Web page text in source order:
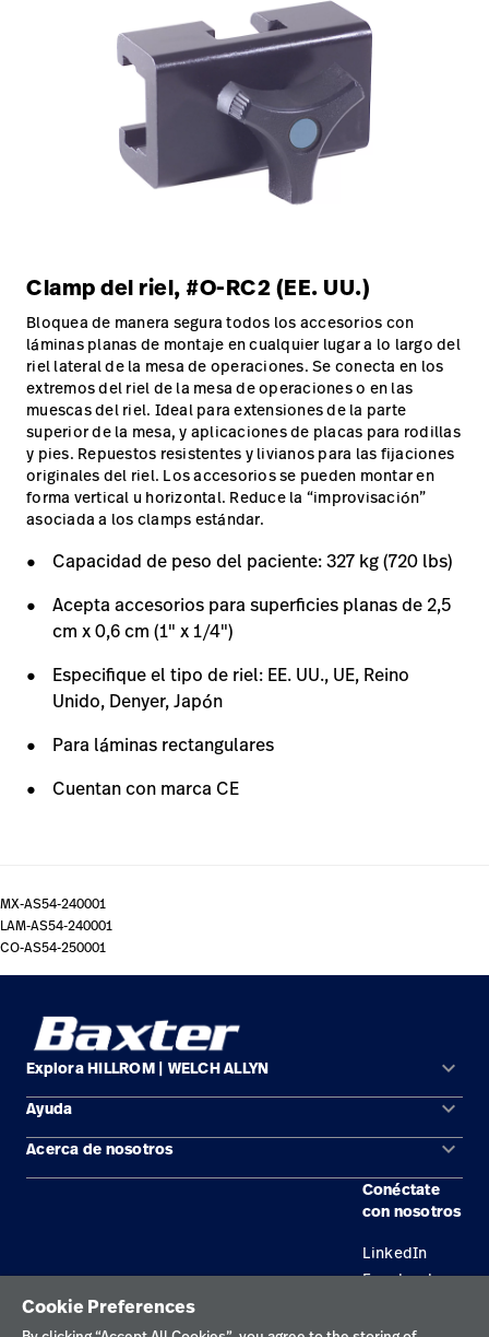
Clamp del riel, #O-RC2 (EE. UU.)
Bloquea de manera segura todos los accesorios con
láminas planas de montaje en cualquier lugar a lo largo del
riel lateral de la mesa de operaciones. Se conecta en los
extremos del riel de la mesa de operaciones o en las
muescas del riel. Ideal para extensiones de la parte
superior de la mesa, y aplicaciones de placas para rodillas
y pies. Repuestos resistentes y livianos para las fijaciones
originales del riel. Los accesorios se pueden montar en
forma vertical u horizontal. Reduce la “improvisación”
asociada a los clamps estándar.
Capacidad de peso del paciente: 327 kg (720 lbs)
Acepta accesorios para superficies planas de 2,5
cm x 0,6 cm (1" x 1/4")
Especifique el tipo de riel: EE. UU., UE, Reino
Unido, Denyer, Japón
Para láminas rectangulares
Cuentan con marca CE
MX-AS54-240001
LAM-AS54-240001
CO-AS54-250001
Explora HILLROM | WELCH ALLYN keyboard_arrow_down
Soluciones
Productos
Ayuda keyboard_arrow_down
Comunícate con nosotros
Acerca de nosotros keyboard_arrow_down
Conéctate
con nosotros
LinkedIn
Facebook
Cookie Preferences